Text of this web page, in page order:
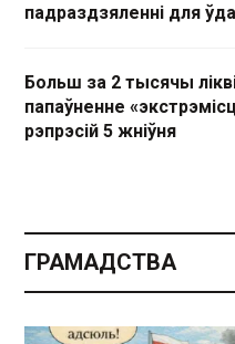
падраздзяленні для
Больш за 2 тысячы
папаўненне
рэпрэсій 5 жніўня
ГРАМАДСТВА